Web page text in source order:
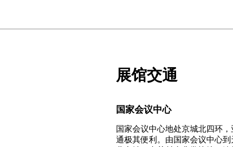
展馆交通
国家会议中心
国家会议中心地处京城北四环
通极其便利。由国家会议中心